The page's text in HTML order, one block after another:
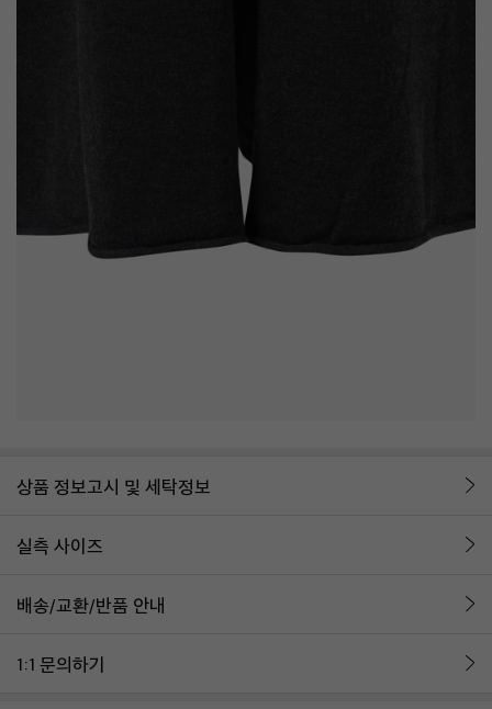
상품 정보고시 및 세탁정보
실측 사이즈
배송/교환/반품 안내
1:1 문의하기